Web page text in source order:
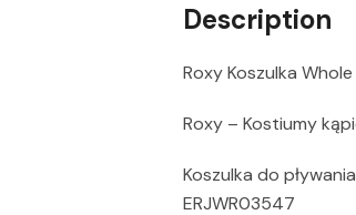
Description
Roxy Koszulka
Roxy – Kostiumy
Koszulka do
ERJWR03547